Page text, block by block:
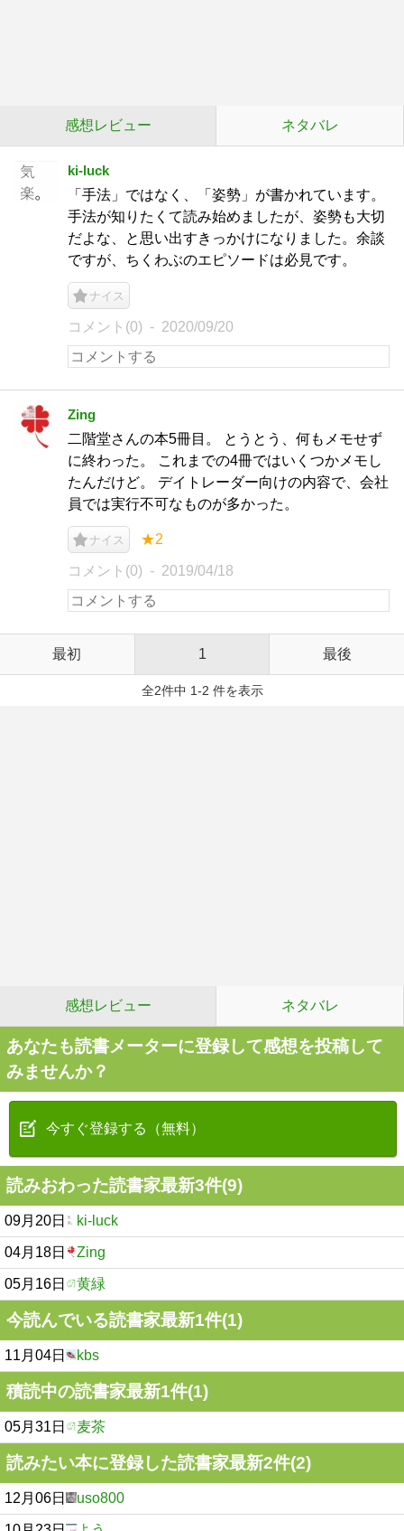
感想レビュー ネタバレ
ki-luck
「手法」ではなく、「姿勢」が書かれています。
手法が知りたくて読み始めましたが、姿勢も大切
だよな、と思い出すきっかけになりました。余談
ですが、ちくわぶのエピソードは必見です。
ナイス
コメント(0) 2020/09/20
Zing
二階堂さんの本5冊目。 とうとう、何もメモせず
に終わった。 これまでの4冊ではいくつかメモし
たんだけど。 デイトレーダー向けの内容で、会社
員では実行不可なものが多かった。
ナイス ★2
コメント(0) 2019/04/18
最初 1 最後
全2件中 1-2 件を表示
感想レビュー ネタバレ
あなたも読書メーターに登録して感想を投稿して
みませんか？
今すぐ登録する（無料）
読みおわった読書家最新3件(9)
09月20日 ki-luck
04月18日 Zing
05月16日 黄緑
今読んでいる読書家最新1件(1)
11月04日 kbs
積読中の読書家最新1件(1)
05月31日 麦茶
読みたい本に登録した読書家最新2件(2)
12月06日 uso800